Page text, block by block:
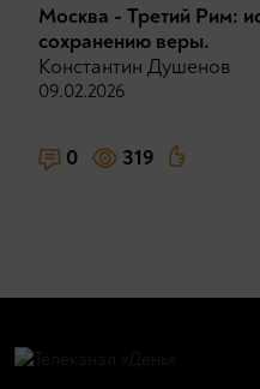
Москва - Третий Рим:
сохранению веры.
Константин Душенов
09.02.2026
0 319